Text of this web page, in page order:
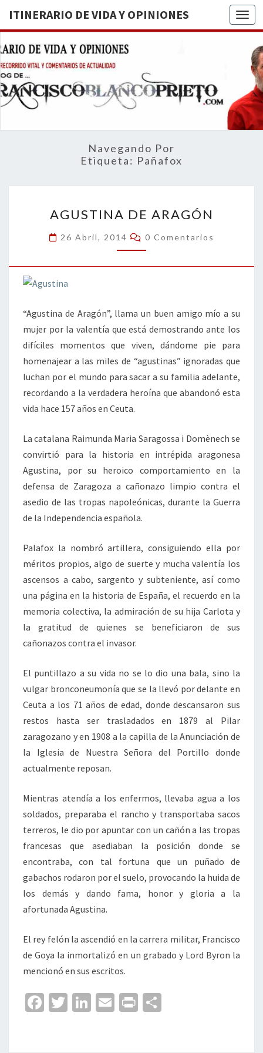
ITINERARIO DE VIDA Y OPINIONES
DE
BREVE
RECORRIDO
VITAL Y
ACTUALIDAD
Navegando Por
Etiqueta: Pañafox
DE
ARAGÓN
AGUSTINA DE ARAGÓN
26 Abril, 2014 Comentarios
0 Comentarios
“Agustina de Aragón”, llama un buen amigo mío a su
mujer por la valentía que está demostrando ante los
difíciles momentos que viven, dándome pie para
homenajear a las miles de “agustinas” ignoradas que
luchan por el mundo para sacar a su familia adelante,
recordando a la verdadera heroína que abandonó esta
vida hace 157 años en Ceuta.
La catalana Raimunda Maria Saragossa i Domènech se
convirtió para la historia en intrépida aragonesa
Agustina, por su heroico comportamiento en la
defensa de Zaragoza a cañonazo limpio contra el
asedio de las tropas napoleónicas, durante la Guerra
de la Independencia española.
Palafox la nombró artillera, consiguiendo ella por
méritos propios, algo de suerte y mucha valentía los
ascensos a cabo, sargento y subteniente, así como
una página en la historia de España, el recuerdo en la
memoria colectiva, la admiración de su hija Carlota y
la gratitud de quienes se beneficiaron de sus
cañonazos contra el invasor.
El puntillazo a su vida no se lo dio una bala, sino la
vulgar bronconeumonía que se la llevó por delante en
Ceuta a los 71 años de edad, donde descansaron sus
restos hasta ser trasladados en 1879 al Pilar
zaragozano y en 1908 a la capilla de la Anunciación de
la Iglesia de Nuestra Señora del Portillo donde
actualmente reposan.
Mientras atendía a los enfermos, llevaba agua a los
soldados, preparaba el rancho y transportaba sacos
terreros, le dio por apuntar con un cañón a las tropas
francesas que asediaban la posición donde se
encontraba, con tal fortuna que un puñado de
gabachos rodaron por el suelo, provocando la huida de
los demás y dando fama, honor y gloria a la
afortunada Agustina.
El rey felón la ascendió en la carrera militar, Francisco
de Goya la inmortalizó en un grabado y Lord Byron la
mencionó en sus escritos.
Fa T
Li
E
Pr